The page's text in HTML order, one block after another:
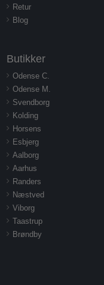
Retur
Blog
Butikker
Odense C.
Odense M.
Svendborg
Kolding
Horsens
Esbjerg
Aalborg
Aarhus
Randers
Næstved
Viborg
Taastrup
Brøndby